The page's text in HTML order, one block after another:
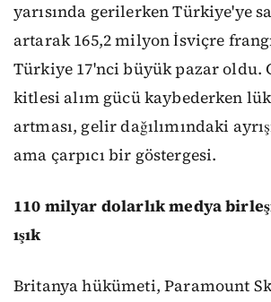
yarısında gerilerken Türkiye'ye
artarak 165,2 milyon İsviçre
Türkiye 17'nci büyük pazar oldu.
kitlesi alım gücü kaybederken
artması, gelir dağılımındaki
ama çarpıcı bir göstergesi.
110 milyar dolarlık medya
ışık
Britanya hükümeti, Paramount